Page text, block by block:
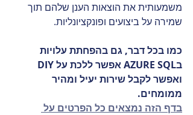
משמעותית את הוצאות הענן שלהם תוך
שמירה על ביצועים ופונקציונליות.
כמו בכל דבר, גם בהפחתת עלויות
ואפשר לקבל שירות יעיל ומהיר
ממומחים.
בדף הזה נמצאים כל הפרטים על